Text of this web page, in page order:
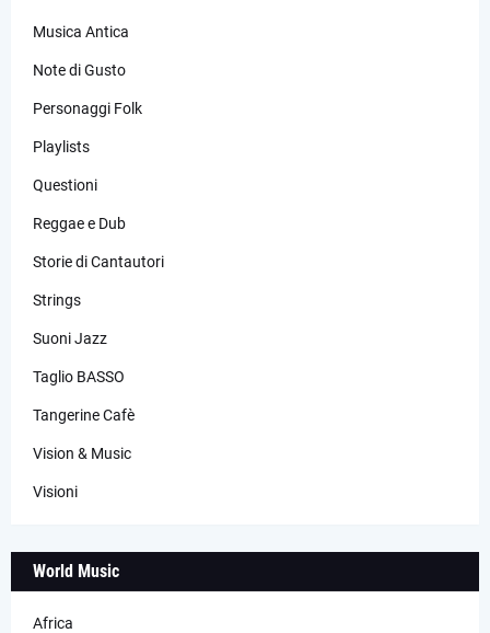
Musica Antica
Note di Gusto
Personaggi Folk
Playlists
Questioni
Reggae e Dub
Storie di Cantautori
Strings
Suoni Jazz
Taglio BASSO
Tangerine Cafè
Vision & Music
Visioni
World Music
Africa